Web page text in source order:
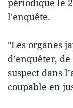
périodique le
l'enquête.
"Les organes
d’enquêter,
suspect dans
coupable en